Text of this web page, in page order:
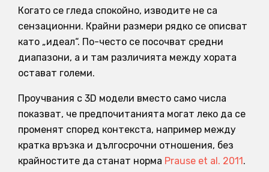
Когато се гледа спокойно, изводите не са
сензационни. Крайни размери рядко се описват
като „идеал“. По-често се посочват средни
диапазони, а и там различията между хората
остават големи.
Проучвания с 3D модели вместо само числа
показват, че предпочитанията могат леко да се
променят според контекста, например между
кратка връзка и дългосрочни отношения, без
крайностите да станат норма Prause et al. 2011.